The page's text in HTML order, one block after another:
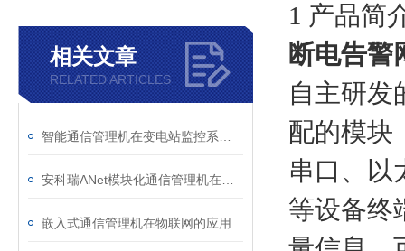
相关文章
RELATED ARTICLES
嵌入式通信管理机在物联网的应用
1 产品简
断电告警
自主研发
配的模块
串口、以
等设备终